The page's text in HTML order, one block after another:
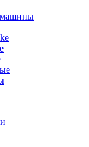
машины